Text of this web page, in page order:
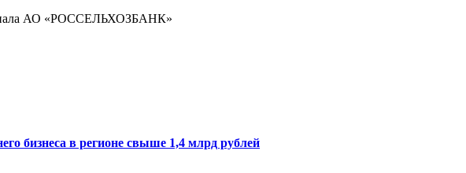
АО «РОССЕЛЬХОЗБАНК»
бизнеса в регионе свыше 1,4 млрд рублей